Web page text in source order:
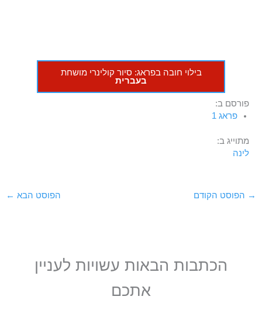
בילוי חובה בפראג: סיור קולינרי מושחת
בעברית
פורסם ב:
פראג 1
מתוייג ב:
לינה
→ הפוסט הקודם הפוסט הבא ←
הכתבות הבאות עשויות לעניין
אתכם